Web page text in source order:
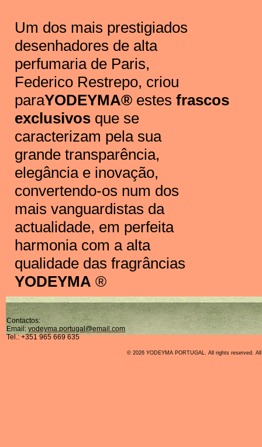
Um dos mais prestigiados
desenhadores de alta
perfumaria de Paris,
Federico Restrepo, criou
paraYODEYMA® estes frascos
exclusivos que se
caracterizam pela sua
grande transparência,
elegância e inovação,
convertendo-os num dos
mais vanguardistas da
actualidade, em perfeita
harmonia com a alta
qualidade das fragrâncias
YODEYMA ®
Contactos:
Email:yodeyma.portugal@email.com
Tel.: +351 965 669 635
© 2026 YODEYMA PORTUGAL. All rights reserved.